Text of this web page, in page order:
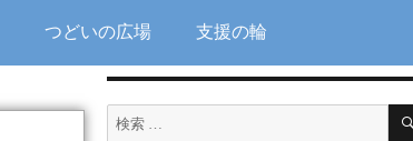
つどいの広場 支援の輪